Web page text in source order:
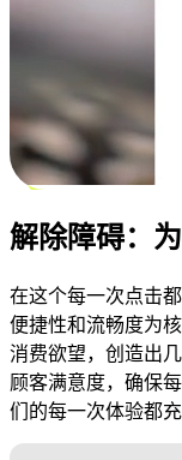
解除障碍：
在这个每一次点击
便捷性和流畅度为
消费欲望，创造出
顾客满意度，确保
们的每一次体验都